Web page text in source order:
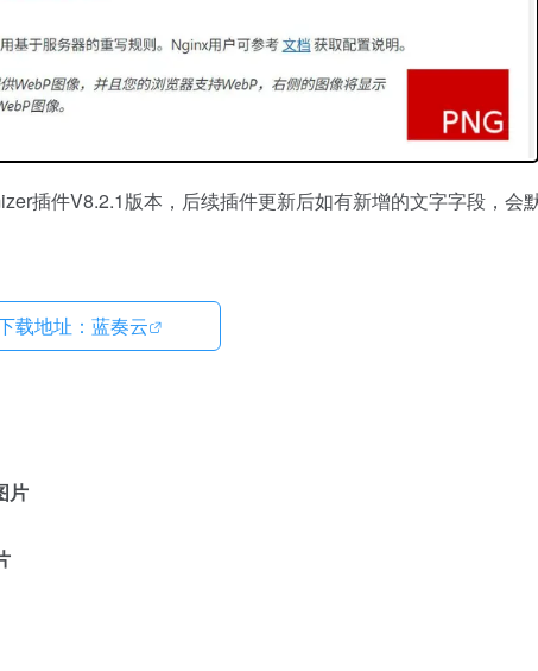
插件V8.2.1版本，后续插件更新后如有新增的文字字段，会
载地址：蓝奏云
片